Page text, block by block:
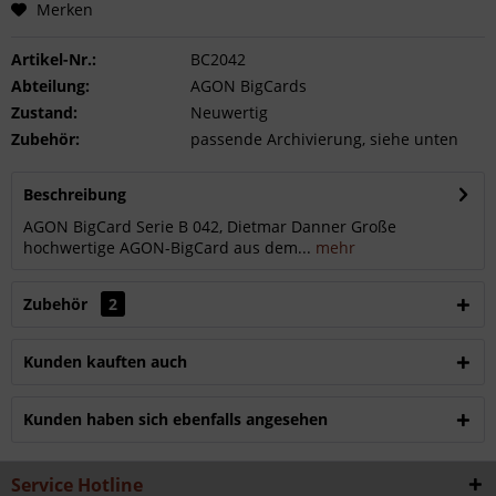
Merken
Artikel-Nr.:
BC2042
Abteilung:
AGON BigCards
Zustand:
Neuwertig
Zubehör:
passende Archivierung, siehe unten
Beschreibung
AGON BigCard Serie B 042, Dietmar Danner Große
hochwertige AGON-BigCard aus dem... mehr
Zubehör 2
Kunden kauften auch
Kunden haben sich ebenfalls angesehen
Service Hotline